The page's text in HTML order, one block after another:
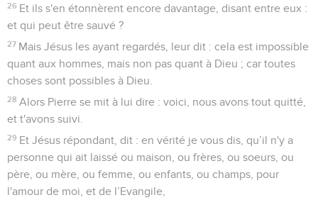
26 Et ils s'en étonnèrent encore davantage, disant entre eux :
et qui peut être sauvé ?
27 Mais Jésus les ayant regardés, leur dit : cela est impossible
quant aux hommes, mais non pas quant à Dieu ; car toutes
choses sont possibles à Dieu.
28 Alors Pierre se mit à lui dire : voici, nous avons tout quitté,
et t'avons suivi.
29 Et Jésus répondant, dit : en vérité je vous dis, qu’il n'y a
personne qui ait laissé ou maison, ou frères, ou soeurs, ou
père, ou mère, ou femme, ou enfants, ou champs, pour
l'amour de moi, et de l’Evangile,